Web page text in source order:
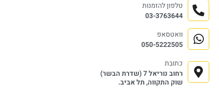
טלפון להזמנות
03-3763644
וואטסאפ
050-5222505
כתובת
רחוב נוריאל 7 (שדרת הבשר)
שוק התקווה, תל אביב.